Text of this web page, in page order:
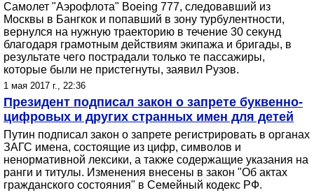
Самолет "Аэрофлота" Boeing 777, следовавший из
Москвы в Бангкок и попавший в зону турбулентности,
вернулся на нужную траекторию в течение 30 секунд
благодаря грамотным действиям экипажа и бригады, в
результате чего пострадали только те пассажиры,
которые были не пристегнуты, заявил Рузов.
1 мая 2017 г., 22:36
Президент подписал закон о запрете буквенно-
цифровых и других странных имен для детей
Путин подписал закон о запрете регистрировать в органах
ЗАГС имена, состоящие из цифр, символов и
ненормативной лексики, а также содержащие указания на
ранги и титулы. Изменения внесены в закон "Об актах
гражданского состояния" в Семейный кодекс РФ.